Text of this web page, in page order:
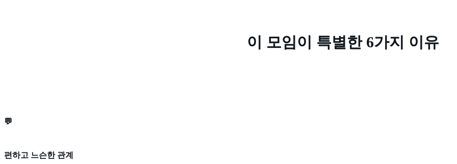
이 모임이 특별한 6가지 이유
💬
편하고 느슨한 관계